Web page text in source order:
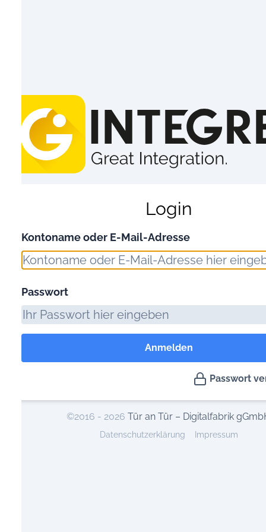
Login
Kontoname oder E-Mail-Adresse
Passwort
Anmelden
Passwort
©2016 - 2026Tür an Tür – Digitalfabrik gGmbH
Datenschutzerklärung Impressum